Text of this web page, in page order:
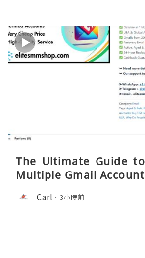
The Ultimate Guide
Multiple Gmail
Carl 3小時前